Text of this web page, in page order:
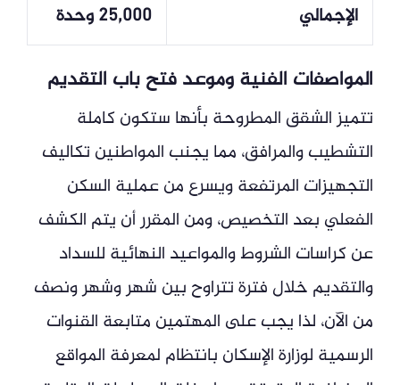
الإجمالي 25,000 وحدة
المواصفات الفنية وموعد فتح باب التقديم
تتميز الشقق المطروحة بأنها ستكون كاملة
التشطيب والمرافق، مما يجنب المواطنين تكاليف
التجهيزات المرتفعة ويسرع من عملية السكن
الفعلي بعد التخصيص، ومن المقرر أن يتم الكشف
عن كراسات الشروط والمواعيد النهائية للسداد
والتقديم خلال فترة تتراوح بين شهر وشهر ونصف
من الآن، لذا يجب على المهتمين متابعة القنوات
الرسمية لوزارة الإسكان بانتظام لمعرفة المواقع